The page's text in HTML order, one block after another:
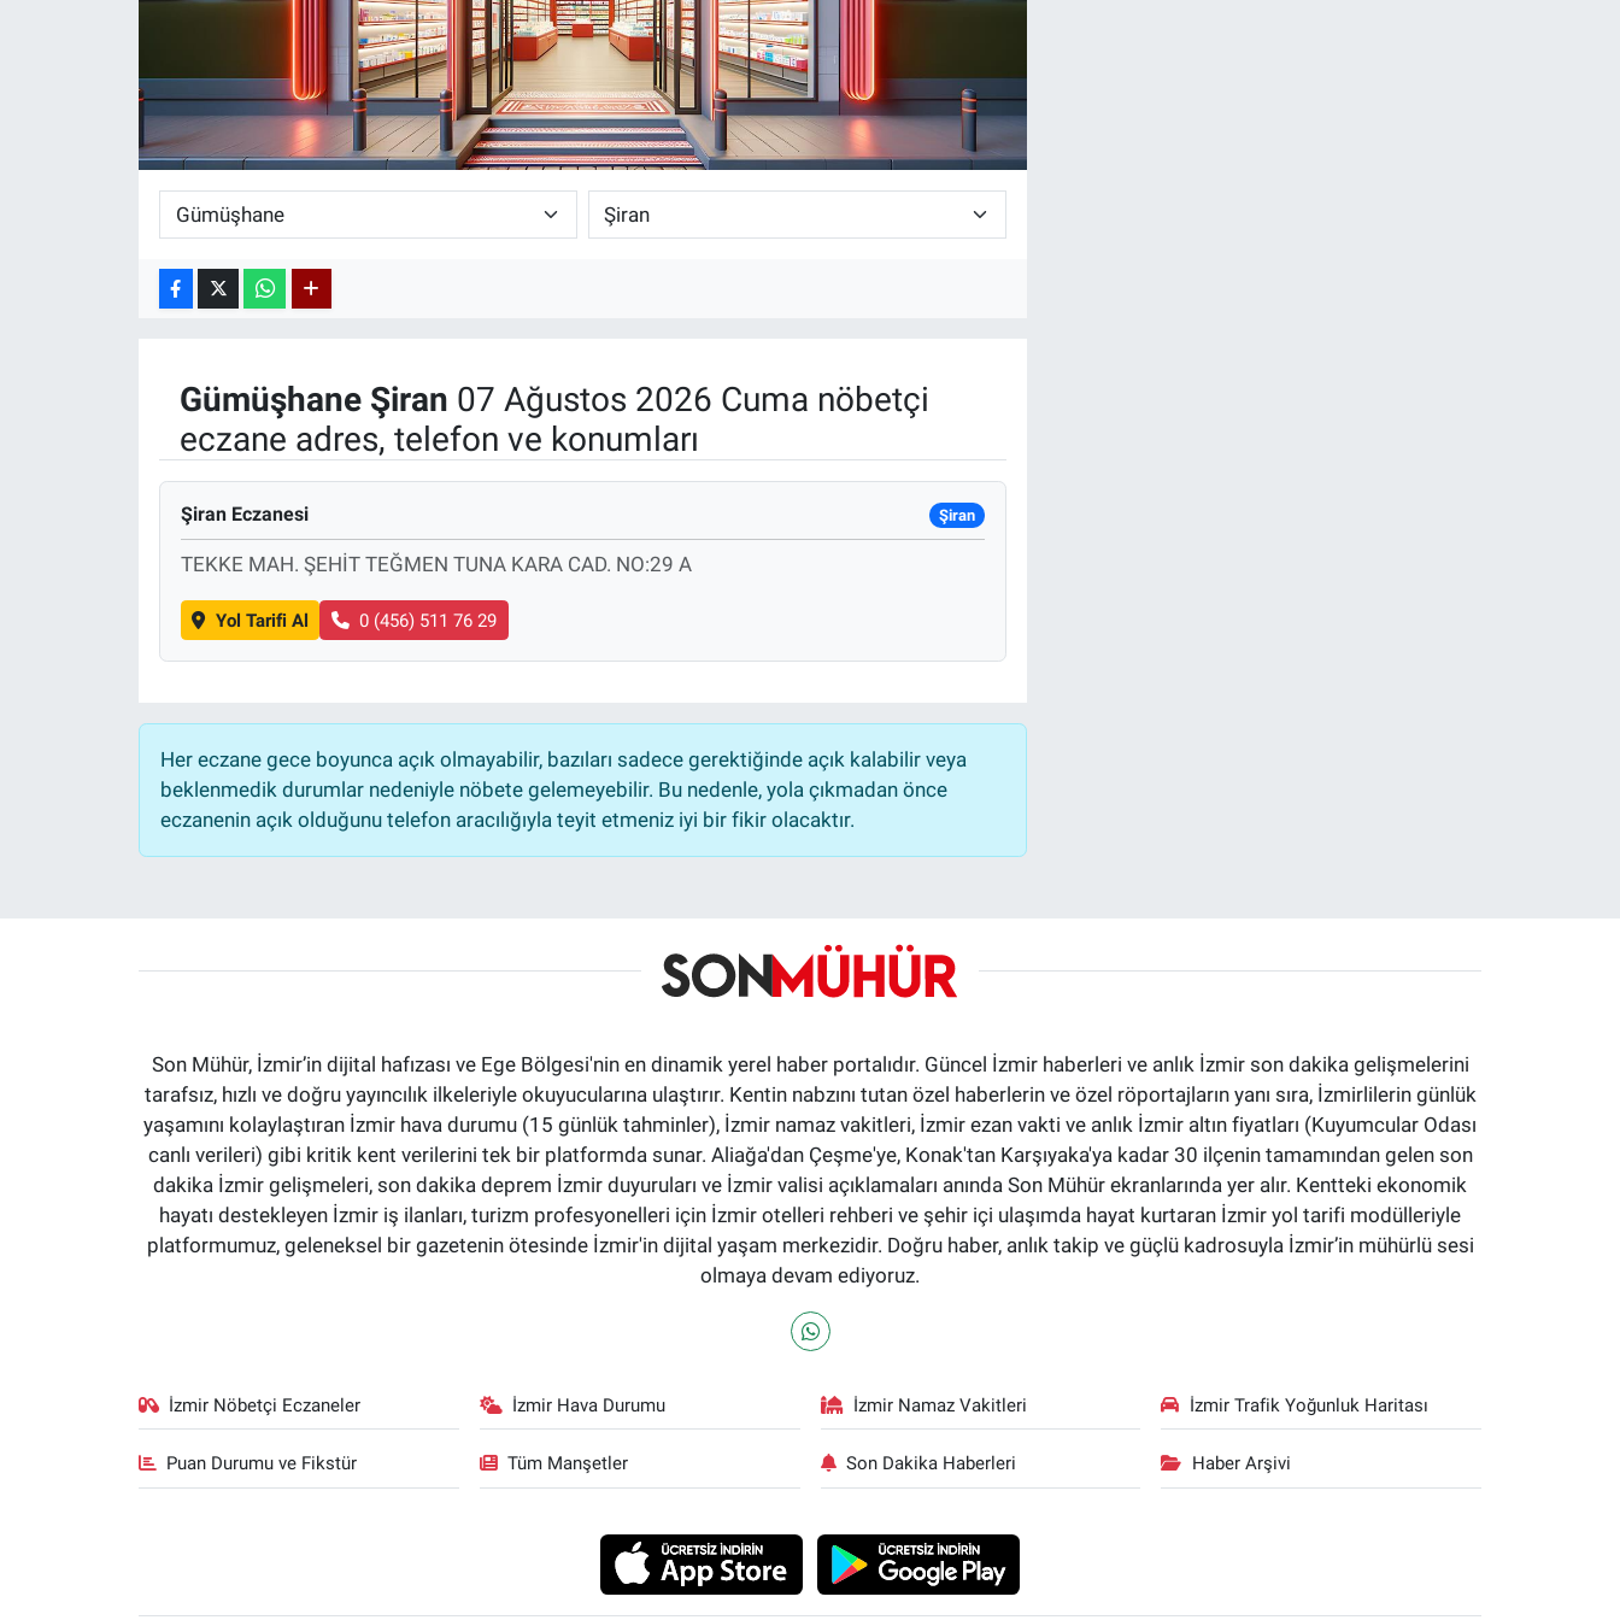
Gümüşhane Şiran 07 Ağustos 2026 Cuma nöbetçi
eczane adres, telefon ve konumları
Şiran Eczanesi Şiran
TEKKE MAH. ŞEHİT TEĞMEN TUNA KARA CAD. NO:29 A
Yol Tarifi Al 0 (456) 511 76 29
Her eczane gece boyunca açık olmayabilir, bazıları sadece gerektiğinde açık kalabilir veya
beklenmedik durumlar nedeniyle nöbete gelemeyebilir. Bu nedenle, yola çıkmadan önce
eczanenin açık olduğunu telefon aracılığıyla teyit etmeniz iyi bir fikir olacaktır.
Son Mühür, İzmir’in dijital hafızası ve Ege Bölgesi'nin en dinamik yerel haber portalıdır. Güncel İzmir haberleri ve anlık İzmir son dakika gelişmelerini
tarafsız, hızlı ve doğru yayıncılık ilkeleriyle okuyucularına ulaştırır. Kentin nabzını tutan özel haberlerin ve özel röportajların yanı sıra, İzmirlilerin günlük
yaşamını kolaylaştıran İzmir hava durumu (15 günlük tahminler), İzmir namaz vakitleri, İzmir ezan vakti ve anlık İzmir altın fiyatları (Kuyumcular Odası
canlı verileri) gibi kritik kent verilerini tek bir platformda sunar. Aliağa'dan Çeşme'ye, Konak'tan Karşıyaka'ya kadar 30 ilçenin tamamından gelen son
dakika İzmir gelişmeleri, son dakika deprem İzmir duyuruları ve İzmir valisi açıklamaları anında Son Mühür ekranlarında yer alır. Kentteki ekonomik
hayatı destekleyen İzmir iş ilanları, turizm profesyonelleri için İzmir otelleri rehberi ve şehir içi ulaşımda hayat kurtaran İzmir yol tarifi modülleriyle
platformumuz, geleneksel bir gazetenin ötesinde İzmir'in dijital yaşam merkezidir. Doğru haber, anlık takip ve güçlü kadrosuyla İzmir’in mühürlü sesi
olmaya devam ediyoruz.
İzmir Nöbetçi Eczaneler İzmir Hava Durumu İzmir Namaz Vakitleri İzmir Trafik Yoğunluk Haritası
Puan Durumu ve Fikstür Tüm Manşetler Son Dakika Haberleri Haber Arşivi